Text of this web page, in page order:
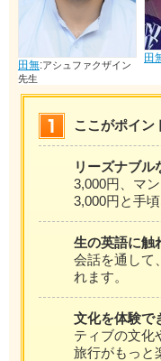
ュファクザイン
田無:先生
ここがポイン
リーズナブル
3,000円、マ
3,000円と手
生の英語に触
会話を通して
れます。
文化を体験で
ティブの文化
旅行がもっと